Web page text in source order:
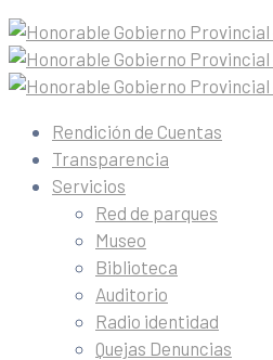
Rendición de Cuentas
Transparencia
Servicios
Red de parques
Museo
Biblioteca
Auditorio
Radio identidad
Quejas Denuncias